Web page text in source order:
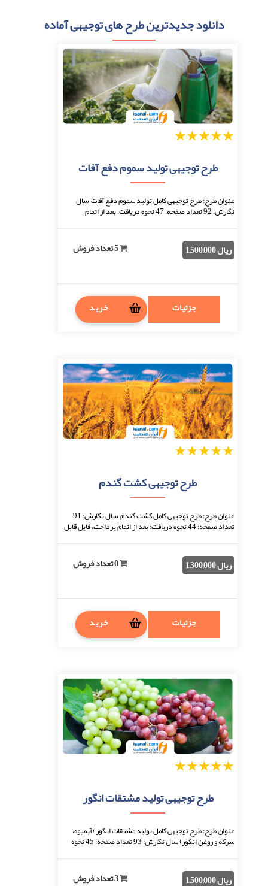
دانلود جدیدترین طرح های توجیهی آماده
5
4
3
2
طرح توجیهی تولید سموم دفع آفات
عنوان طرح: طرح توجیهی کامل تولید سموم دفع آفات سال
نگارش: 92 تعداد صفحه: 47 نحوه دریافت: بعد از اتمام
ریال 1,500,000
جزئیات خرید
5
4
3
2
طرح توجیهی کشت گندم
عنوان طرح: طرح توجیهی کامل کشت گندم سال نگارش: 91
تعداد صفحه: 44 نحوه دریافت: بعد از اتمام پرداخت، فایل قابل
ریال 1,300,000
جزئیات خرید
5
4
3
2
طرح توجیهی تولید مشتقات انگور
عنوان طرح: طرح توجیهی کامل تولید مشتقات انگور (آبمیوه،
سرکه و روغن انگور) سال نگارش: 93 تعداد صفحه: 45 نحوه
ریال 1,500,000